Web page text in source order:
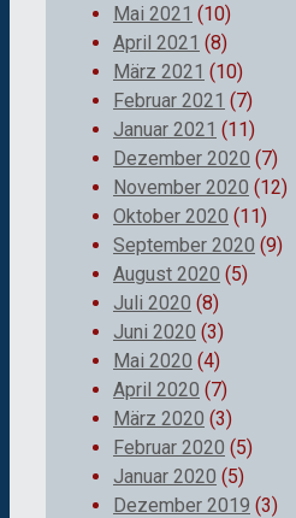
Mai 2021 (10)
April 2021 (8)
März 2021 (10)
Februar 2021 (7)
Januar 2021 (11)
Dezember 2020 (7)
November 2020 (12)
Oktober 2020 (11)
September 2020 (9)
August 2020 (5)
Juli 2020 (8)
Juni 2020 (3)
Mai 2020 (4)
April 2020 (7)
März 2020 (3)
Februar 2020 (5)
Januar 2020 (5)
Dezember 2019 (3)